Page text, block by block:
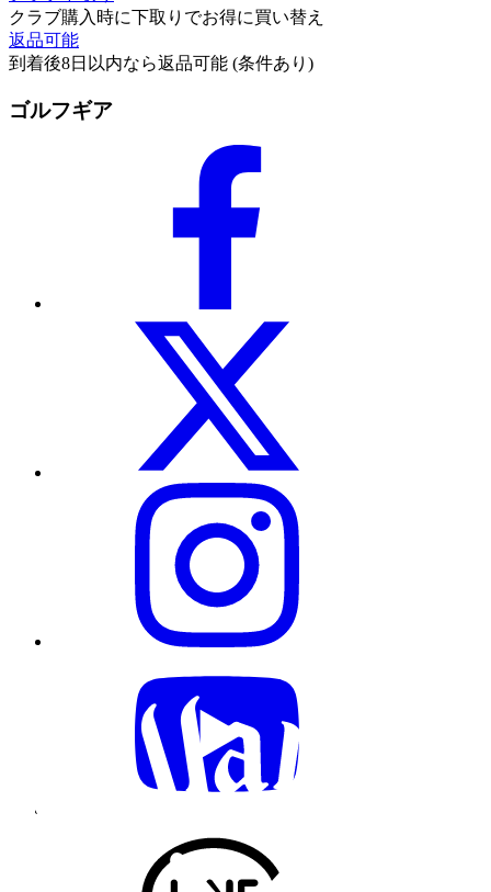
クラブ購入時に下取りでお得に買い替え
返品可能
到着後8日以内なら返品可能 (条件あり)
ゴルフギア